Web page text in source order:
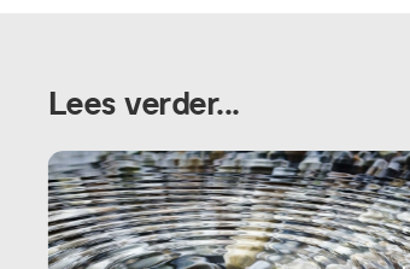
Lees verder...